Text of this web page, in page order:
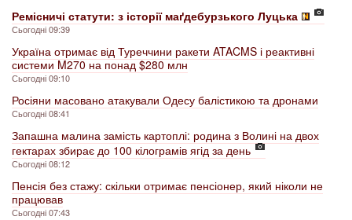
Ремісничі статути: з історії маґдебурзького Луцька
Сьогодні 09:39
Україна отримає від Туреччини ракети ATACMS і реактивні
системи M270 на понад $280 млн
Сьогодні 09:10
Росіяни масовано атакували Одесу балістикою та дронами
Сьогодні 08:41
Запашна малина замість картоплі: родина з Волині на двох
гектарах збирає до 100 кілограмів ягід за день
Сьогодні 08:12
Пенсія без стажу: скільки отримає пенсіонер, який ніколи не
працював
Сьогодні 07:43